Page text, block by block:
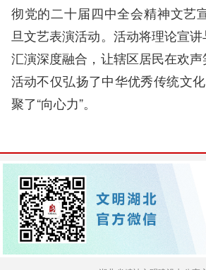
彻党的二十届四中全会精神文艺
旦文艺表演活动。活动将理论宣
汇演深度融合，让辖区居民在欢声
活动不仅弘扬了中华优秀传统文
聚了“向心力”。